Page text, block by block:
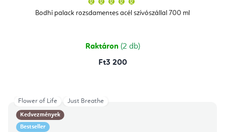
Bodhi palack rozsdamentes acél szívószállal 700 ml
átlagos
értékelése
csillag.
Raktáron (2 db)
Ft3 200
Kedvezmények
Bestseller
Flower of Life Just Breathe